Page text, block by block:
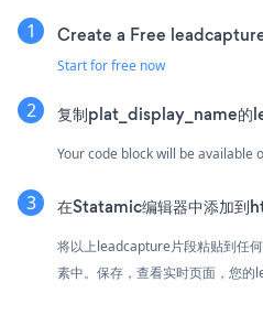
Create a Free
Start for free now
复制plat_display_name的
Your code block will be available
在Statamic编辑器中添加到
将以上leadcapture片段粘贴到任
素中。保存，查看实时页面，您的